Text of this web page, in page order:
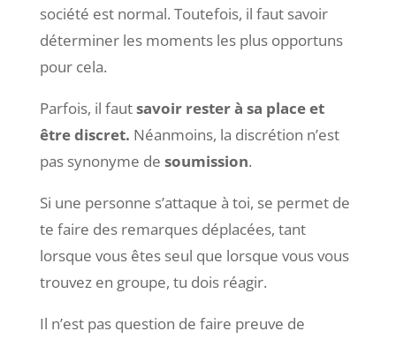
société est normal. Toutefois, il faut savoir
déterminer les moments les plus opportuns
pour cela.
Parfois, il fautsavoir rester à sa place et
être discret. Néanmoins, la discrétion n’est
pas synonyme de soumission.
Si une personne s’attaque à toi, se permet de
te faire des remarques déplacées, tant
lorsque vous êtes seul que lorsque vous vous
trouvez en groupe, tu dois réagir.
Il n’est pas question de faire preuve de